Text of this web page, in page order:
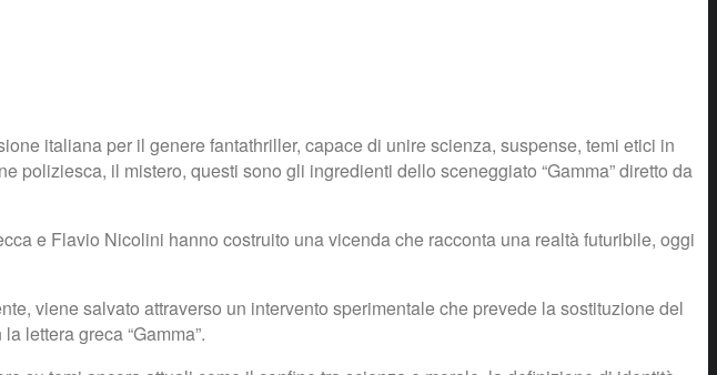
italiana per il genere fantathriller, capace di unire scienza, suspense, temi etici in
il mistero, questi sono gli ingredienti dello sceneggiato “Gamma” diretto da
e Flavio Nicolini hanno costruito una vicenda che racconta una realtà futuribile, oggi
viene salvato attraverso un intervento sperimentale che prevede la sostituzione del
lettera greca “Gamma”.